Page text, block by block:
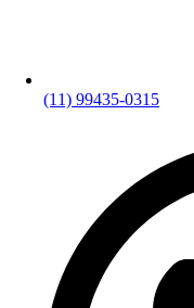
(11) 99435-0315